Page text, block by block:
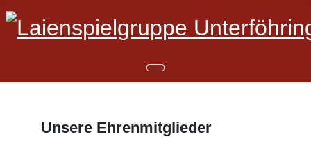
Unsere Ehrenmitglieder